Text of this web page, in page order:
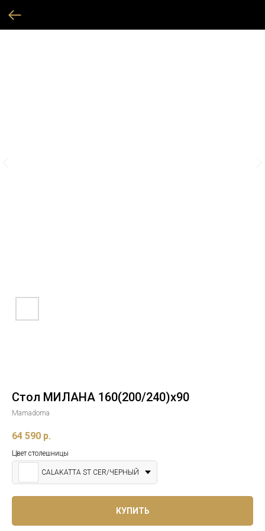
Стол МИЛАНА 160(200/240)х90
Mamadoma
64 590 р.
Цвет столешницы
CALAKATTA ST CER/ЧЕРНЫЙ
КУПИТЬ